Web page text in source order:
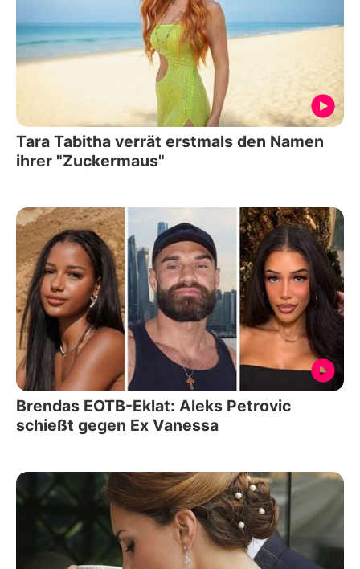
Tara Tabitha verrät erstmals den Namen
ihrer "Zuckermaus"
Brendas EOTB-Eklat: Aleks Petrovic
schießt gegen Ex Vanessa